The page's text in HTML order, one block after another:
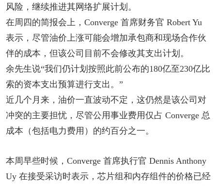
风险，继续推进其网络扩展计划。
在周四的简报会上，Converge 首席财务官 Robert Yu
表示，尽管油价上涨可能会增加承包商和现场合作伙
伴的成本，但该公司目前不会修改其支出计划。
余先生说“我们仍计划按照此前公布的180亿至230亿比
索的资本支出预算进行支出。”
近几个月来，油价一直波动不定，这仍然是该公司对
冲突的主要担忧，尽管公用事业费用仅占 Converge 总
成本（包括电力费用）的约百分之一。
本周早些时候，Converge 首席执行官 Dennis Anthony
Uy 在接受采访时表示，芯片组和内存组件的价格已经